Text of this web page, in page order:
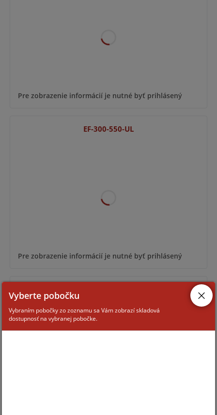
Pre zobrazenie informácií je nutné byť prihlásený
EF-300-550-UL
Pre zobrazenie informácií je nutné byť prihlásený
Vyberte pobočku
Vybraním pobočky zo zoznamu sa Vám zobrazí skladová
dostupnosť na vybranej pobočke.